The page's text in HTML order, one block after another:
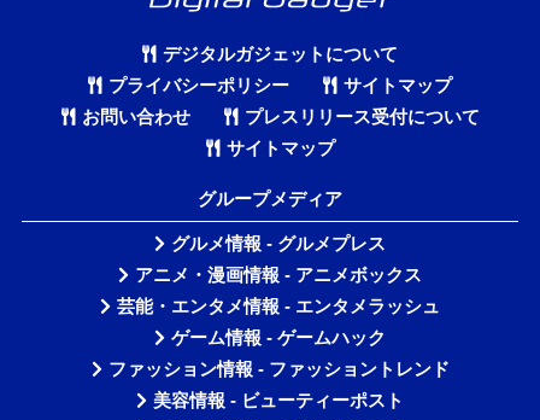
デジタルガジェットについて
プライバシーポリシー
サイトマップ
お問い合わせ
プレスリリース受付について
サイトマップ
グループメディア
グルメ情報 - グルメプレス
アニメ・漫画情報 - アニメボックス
芸能・エンタメ情報 - エンタメラッシュ
ゲーム情報 - ゲームハック
ファッション情報 - ファッショントレンド
美容情報 - ビューティーポスト